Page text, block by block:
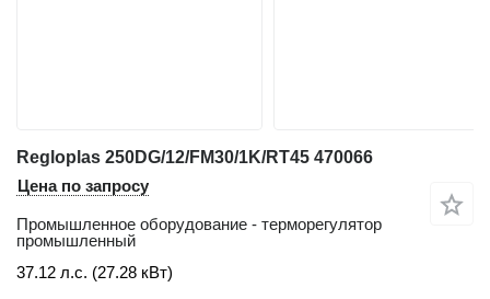
Regloplas 250DG/12/FM30/1K/RT45 470066
Цена по запросу
Промышленное оборудование - терморегулятор
промышленный
37.12 л.с. (27.28 кВт)